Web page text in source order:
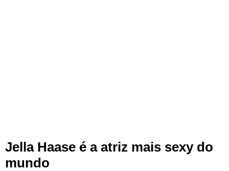
Jella Haase é a atriz mais sexy do
mundo